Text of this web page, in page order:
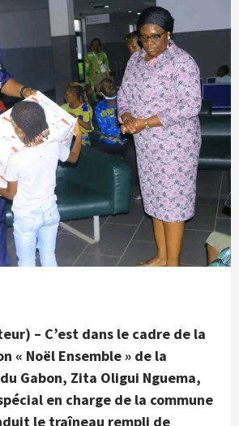
– C’est dans le cadre de la
« Noël Ensemble » de la
Gabon, Zita Oligui Nguema,
en charge de la commune
le traîneau rempli de